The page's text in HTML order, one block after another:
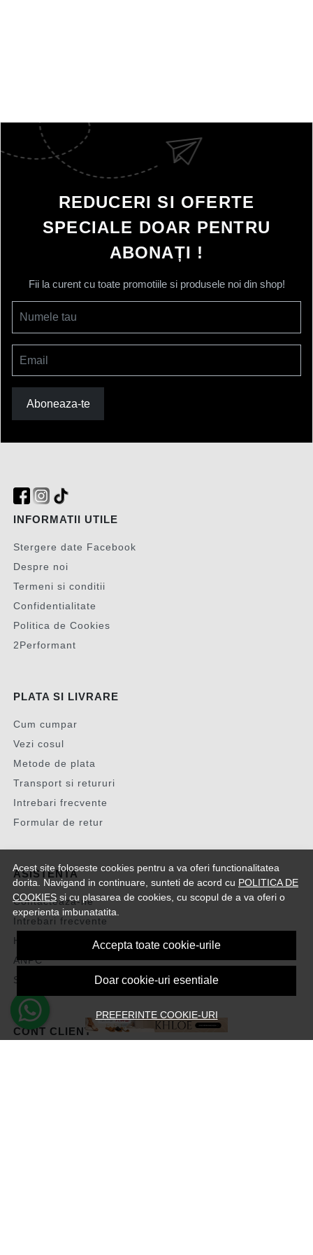
Acest site foloseste cookies pentru a va oferi functionalitatea
dorita. Navigand in continuare, sunteti de acord cu POLITICA DE
COOKIES si cu plasarea de cookies, cu scopul de a va oferi o
experienta imbunatatita.
Accepta toate cookie-urile
Doar cookie-uri esentiale
PREFERINTE COOKIE-URI
REDUCERI SI OFERTE
SPECIALE DOAR PENTRU
ABONAȚI !
Fii la curent cu toate promotiile si produsele noi din shop!
Numele tau
Email
Aboneaza-te
INFORMATII UTILE
Stergere date Facebook
Despre noi
Termeni si conditii
Confidentialitate
Politica de Cookies
2Performant
PLATA SI LIVRARE
Cum cumpar
Vezi cosul
Metode de plata
Transport si retururi
Intrebari frecvente
Formular de retur
ASISTENTA
Contacteaza-ne
Intrebari frecvente
Harta site
ANPC
Solutionarea litigiilor
CONT CLIENT